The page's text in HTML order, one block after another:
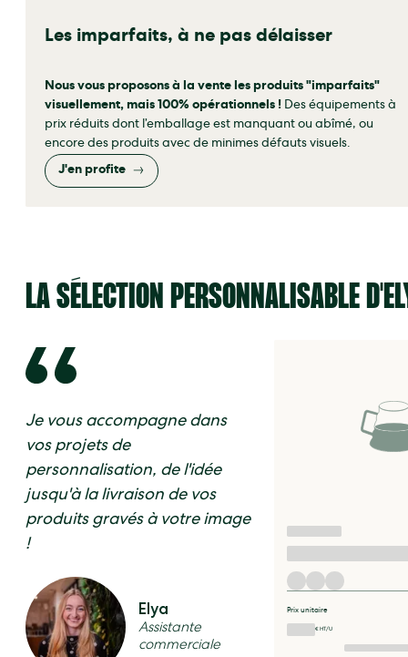
Les imparfaits, à ne pas délaisser
Nous vous proposons à la vente les produits "imparfaits"
visuellement, mais 100% opérationnels ! Des équipements à
prix réduits dont l’emballage est manquant ou abîmé, ou
encore des produits avec de minimes défauts visuels.
J'en profite
LA SÉLECTION PERSONNALISABLE
Je vous accompagne dans
vos projets de
personnalisation, de l'idée
jusqu'à la livraison de vos
produits gravés à votre image
!
Elya
Assistante
commerciale
Prix unitaire
€ HT/U